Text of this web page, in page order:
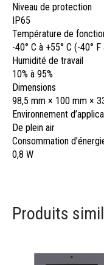
Niveau de protection
IP65
Température de
-40° C à +55° C (-40° F
Humidité de travail
10% à 95%
Dimensions
98,5 mm × 100 mm ×
Environnement
De plein air
Consommation
0,8 W
Produits